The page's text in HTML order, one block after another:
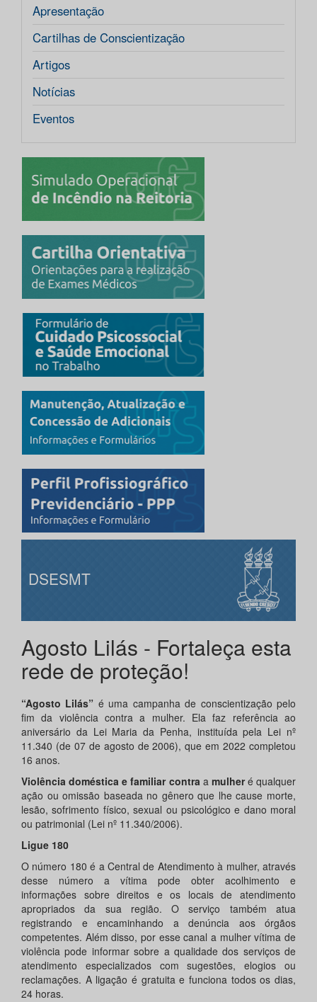
Apresentação
Cartilhas de Conscientização
Artigos
Notícias
Eventos
DSESMT
Agosto Lilás - Fortaleça esta
rede de proteção!
“Agosto Lilás” é uma campanha de conscientização pelo
fim da violência contra a mulher. Ela faz referência ao
aniversário da Lei Maria da Penha, instituída pela Lei nº
11.340 (de 07 de agosto de 2006), que em 2022 completou
16 anos.
Violência doméstica e familiar contra a mulheré qualquer
ação ou omissão baseada no gênero que lhe cause morte,
lesão, sofrimento físico, sexual ou psicológico e dano moral
ou patrimonial (Lei nº 11.340/2006).
Ligue 180
O número 180 é a Central de Atendimento à mulher, através
desse número a vítima pode obter acolhimento e
informações sobre direitos e os locais de atendimento
apropriados da sua região. O serviço também atua
registrando e encaminhando a denúncia aos órgãos
competentes. Além disso, por esse canal a mulher vítima de
violência pode informar sobre a qualidade dos serviços de
atendimento especializados com sugestões, elogios ou
reclamações. A ligação é gratuita e funciona todos os dias,
24 horas.